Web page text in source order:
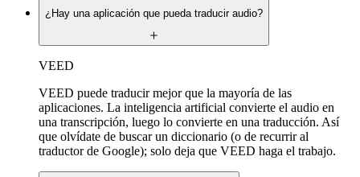
¿Hay una aplicación que pueda traducir audio?
VEED
VEED puede traducir mejor que la mayoría de las
aplicaciones. La inteligencia artificial convierte el audio en
una transcripción, luego lo convierte en una traducción. Así
que olvídate de buscar un diccionario (o de recurrir al
traductor de Google); solo deja que VEED haga el trabajo.